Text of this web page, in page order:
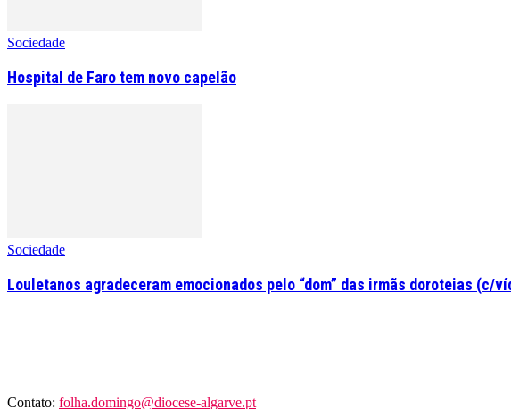
Sociedade
Hospital de Faro tem novo capelão
Sociedade
Louletanos agradeceram emocionados pelo “dom” das irmãs doroteias (c/
Contato: folha.domingo@diocese-algarve.pt